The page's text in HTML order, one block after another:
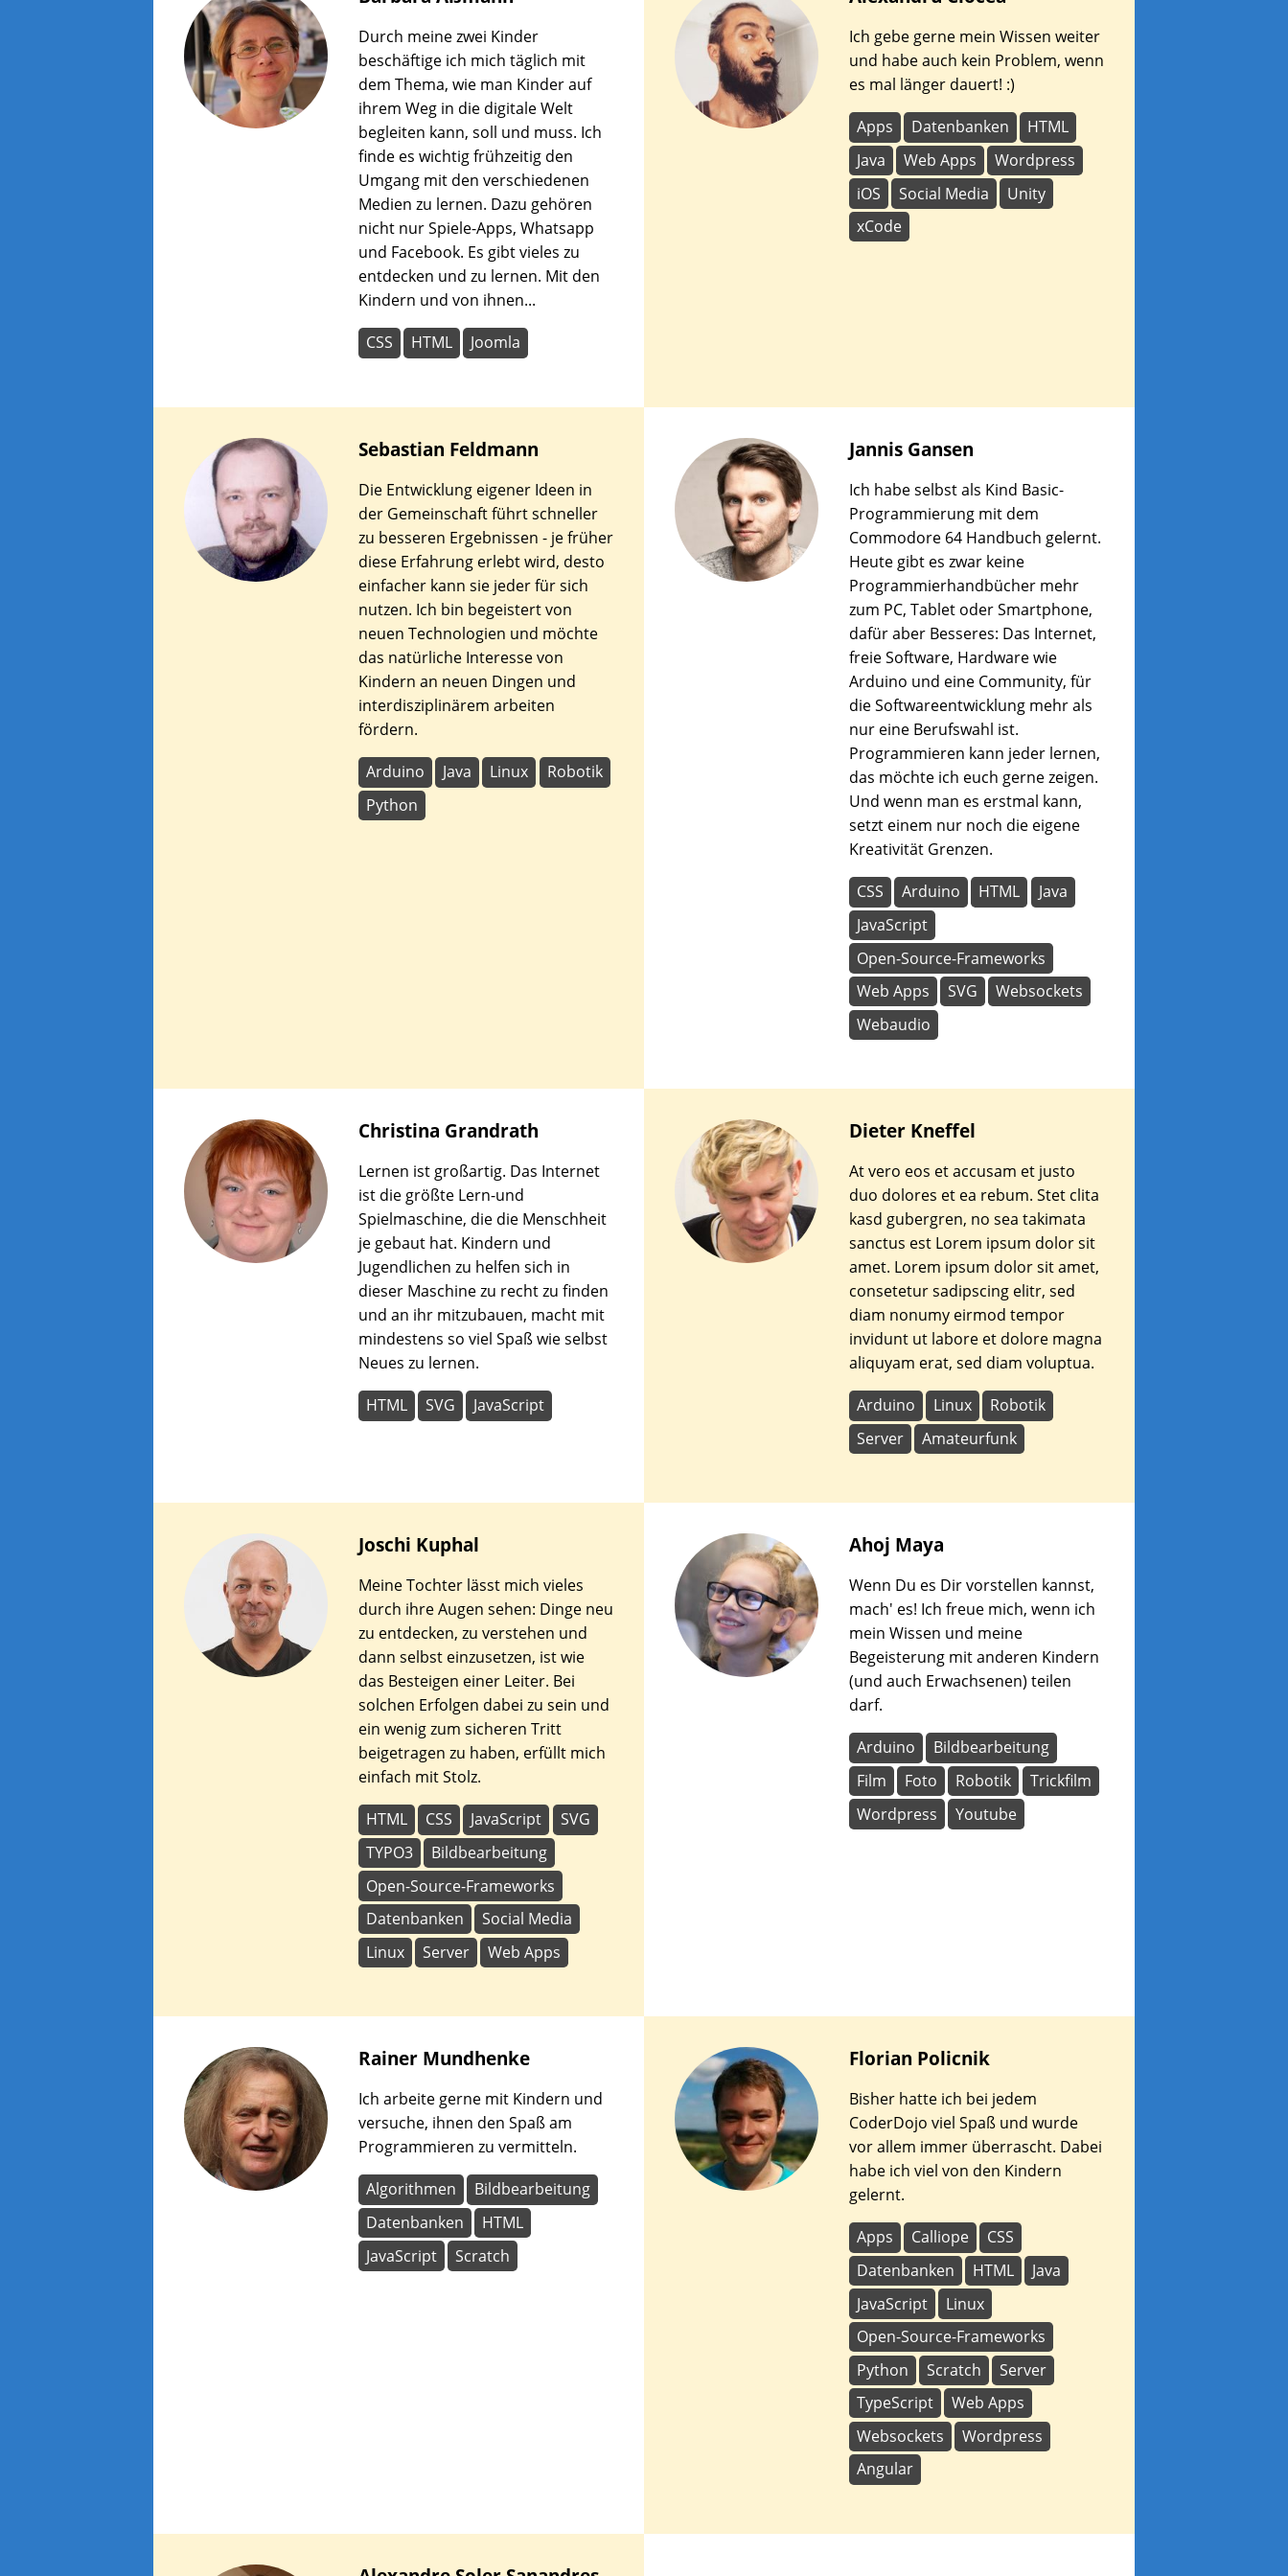
werden
lassen.
Durch meine zwei Kinder
beschäftige ich mich täglich mit
dem Thema, wie man Kinder auf
ihrem Weg in die digitale Welt
begleiten kann, soll und muss. Ich
finde es wichtig frühzeitig den
Umgang mit den verschiedenen
Medien zu lernen. Dazu gehören
nicht nur Spiele-Apps, Whatsapp
und Facebook. Es gibt vieles zu
entdecken und zu lernen. Mit den
Kindern und von ihnen...
CSS HTML Joomla
Ich gebe gerne mein Wissen weiter
und habe auch kein Problem, wenn
es mal länger dauert! :)
Apps Datenbanken
HTML
Java
Web Apps
Wordpress
iOS
Social Media
Unity
xCode
Sebastian Feldmann
Die Entwicklung eigener Ideen in
der Gemeinschaft führt schneller
zu besseren Ergebnissen - je früher
diese Erfahrung erlebt wird, desto
einfacher kann sie jeder für sich
nutzen. Ich bin begeistert von
neuen Technologien und möchte
das natürliche Interesse von
Kindern an neuen Dingen und
interdisziplinärem arbeiten
fördern.
Arduino Java Linux
Robotik
Python
Jannis Gansen
Ich habe selbst als Kind Basic-
Programmierung mit dem
Commodore 64 Handbuch gelernt.
Heute gibt es zwar keine
Programmierhandbücher mehr
zum PC, Tablet oder Smartphone,
dafür aber Besseres: Das Internet,
freie Software, Hardware wie
Arduino und eine Community, für
die Softwareentwicklung mehr als
nur eine Berufswahl ist.
Programmieren kann jeder lernen,
das möchte ich euch gerne zeigen.
Und wenn man es erstmal kann,
setzt einem nur noch die eigene
Kreativität Grenzen.
CSS Arduino HTML
Java
JavaScript
Open-Source-Frameworks
Web Apps
SVG
Websockets
Webaudio
Christina Grandrath
Lernen ist großartig. Das Internet
ist die größte Lern-und
Spielmaschine, die die Menschheit
je gebaut hat. Kindern und
Jugendlichen zu helfen sich in
dieser Maschine zu recht zu finden
und an ihr mitzubauen, macht mit
mindestens so viel Spaß wie selbst
Neues zu lernen.
HTML SVG JavaScript
Dieter Kneffel
At vero eos et accusam et justo
duo dolores et ea rebum. Stet clita
kasd gubergren, no sea takimata
sanctus est Lorem ipsum dolor sit
amet. Lorem ipsum dolor sit amet,
consetetur sadipscing elitr, sed
diam nonumy eirmod tempor
invidunt ut labore et dolore magna
aliquyam erat, sed diam voluptua.
Arduino Linux
Robotik
Server
Amateurfunk
Joschi Kuphal
Meine Tochter lässt mich vieles
durch ihre Augen sehen: Dinge neu
zu entdecken, zu verstehen und
dann selbst einzusetzen, ist wie
das Besteigen einer Leiter. Bei
solchen Erfolgen dabei zu sein und
ein wenig zum sicheren Tritt
beigetragen zu haben, erfüllt mich
einfach mit Stolz.
HTML CSS JavaScript
SVG
TYPO3
Bildbearbeitung
Open-Source-Frameworks
Datenbanken
Social Media
Linux
Server Web Apps
Ahoj Maya
Wenn Du es Dir vorstellen kannst,
mach' es! Ich freue mich, wenn ich
mein Wissen und meine
Begeisterung mit anderen Kindern
(und auch Erwachsenen) teilen
darf.
Arduino
Bildbearbeitung
Film
Foto Robotik
Trickfilm
Wordpress
Youtube
Rainer Mundhenke
Ich arbeite gerne mit Kindern und
versuche, ihnen den Spaß am
Programmieren zu vermitteln.
Algorithmen
Bildbearbeitung
Datenbanken
HTML
JavaScript
Scratch
Florian Policnik
Bisher hatte ich bei jedem
CoderDojo viel Spaß und wurde
vor allem immer überrascht. Dabei
habe ich viel von den Kindern
gelernt.
Apps Calliope
CSS
Datenbanken
HTML
Java
JavaScript
Linux
Open-Source-Frameworks
Python
Scratch
Server
TypeScript
Web Apps
Websockets
Wordpress
Angular